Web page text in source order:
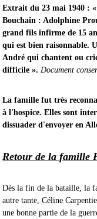
Extrait du 23 mai 1940 :
Bouchain : Adolphine
grand fils infirme de 15
qui est bien raisonnable.
André qui chantent ou
difficile ». Document
La famille fut très
à l'hospice. Elles sont
dissuader d'envoyer en
Retour de la famille
Dès la fin de la bataille, la
autre tante, Céline
une bonne partie de la